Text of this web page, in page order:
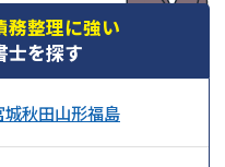
務整理に強い
士を探す
城秋田山形福島